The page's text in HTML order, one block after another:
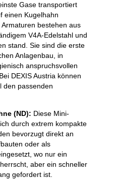
Gase transportiert
einen Kugelhahn
bestehen aus
V4A-Edelstahl und
stand. Sie sind die erste
Anlagenbau, in
anspruchsvollen
DEXIS Austria können
den passenden
(ND): Diese Mini-
durch extrem kompakte
bevorzugt direkt an
oder als
wo nur ein
aber ein schneller
gefordert ist.